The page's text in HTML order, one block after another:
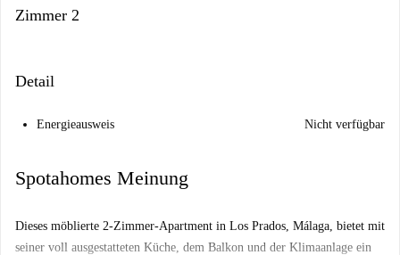
Zimmer 2
Detail
Energieausweis Nicht verfügbar
Spotahomes Meinung
Dieses möblierte 2-Zimmer-Apartment in Los Prados, Málaga, bietet mit
seiner voll ausgestatteten Küche, dem Balkon und der Klimaanlage ein